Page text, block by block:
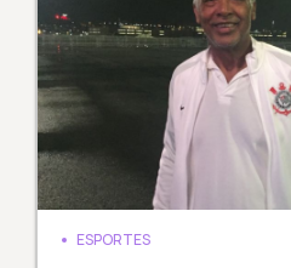
ESPORTES